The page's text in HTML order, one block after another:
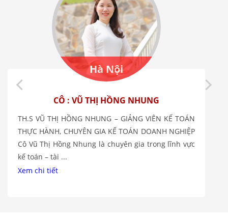
Hà Nội
CÔ : VŨ THỊ HỒNG NHUNG
TH.S VŨ THỊ HỒNG NHUNG – GIẢNG VIÊN KẾ TOÁN
THỰC HÀNH, CHUYÊN GIA KẾ TOÁN DOANH NGHIỆP
Cô Vũ Thị Hồng Nhung là chuyên gia trong lĩnh vực
kế toán – tài ...
Xem chi tiết